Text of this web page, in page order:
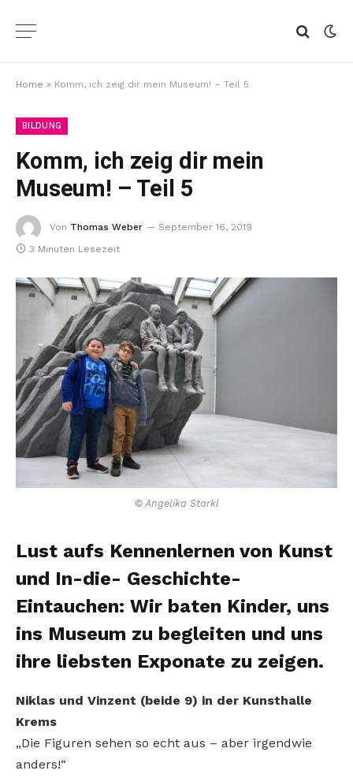
Home » Komm, ich zeig dir mein Museum! – Teil 5
BILDUNG
Komm, ich zeig dir mein
Museum! – Teil 5
Von Thomas Weber
September 16, 2019
3 Minuten Lesezeit
© Angelika Starkl
Lust aufs Kennenlernen von Kunst
und In-die- Geschichte-
Eintauchen: Wir baten Kinder, uns
ins Museum zu begleiten und uns
ihre liebsten Exponate zu zeigen.
Niklas und Vinzent (beide 9) in der Kunsthalle
Krems
„Die Figuren sehen so echt aus – aber irgendwie
anders!“